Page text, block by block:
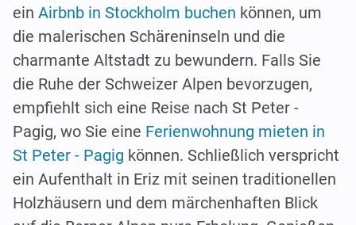
ein Airbnb in Stockholm buchen können, um
die malerischen Schäreninseln und die
charmante Altstadt zu bewundern. Falls Sie
die Ruhe der Schweizer Alpen bevorzugen,
empfiehlt sich eine Reise nach St Peter -
Pagig, wo Sie eine Ferienwohnung mieten in
St Peter - Pagig können. Schließlich verspricht
ein Aufenthalt in Eriz mit seinen traditionellen
Holzhäusern und dem märchenhaften Blick